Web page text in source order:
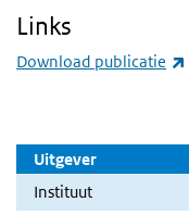
Uitgever
Instituut
Links
Download publicatie